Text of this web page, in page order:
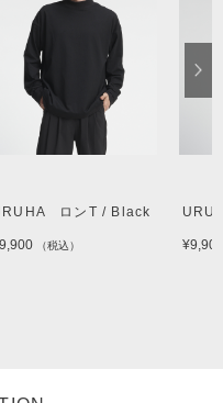
ロンT / Black
（税込） ¥9,900